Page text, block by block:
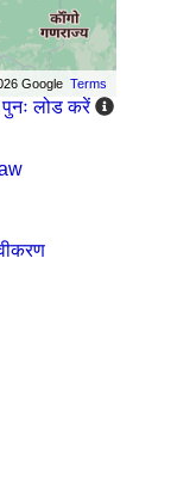
GoogleTerms
पुनः लोड करें